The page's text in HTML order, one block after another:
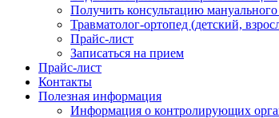
Получить консультацию мануального
Травматолог-ортопед (детский,
Прайс-лист
Записаться на прием
Прайс-лист
Контакты
Полезная информация
Информация о контролирующих